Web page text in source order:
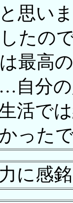
思い
たの
最高
自分
活で
った
に感